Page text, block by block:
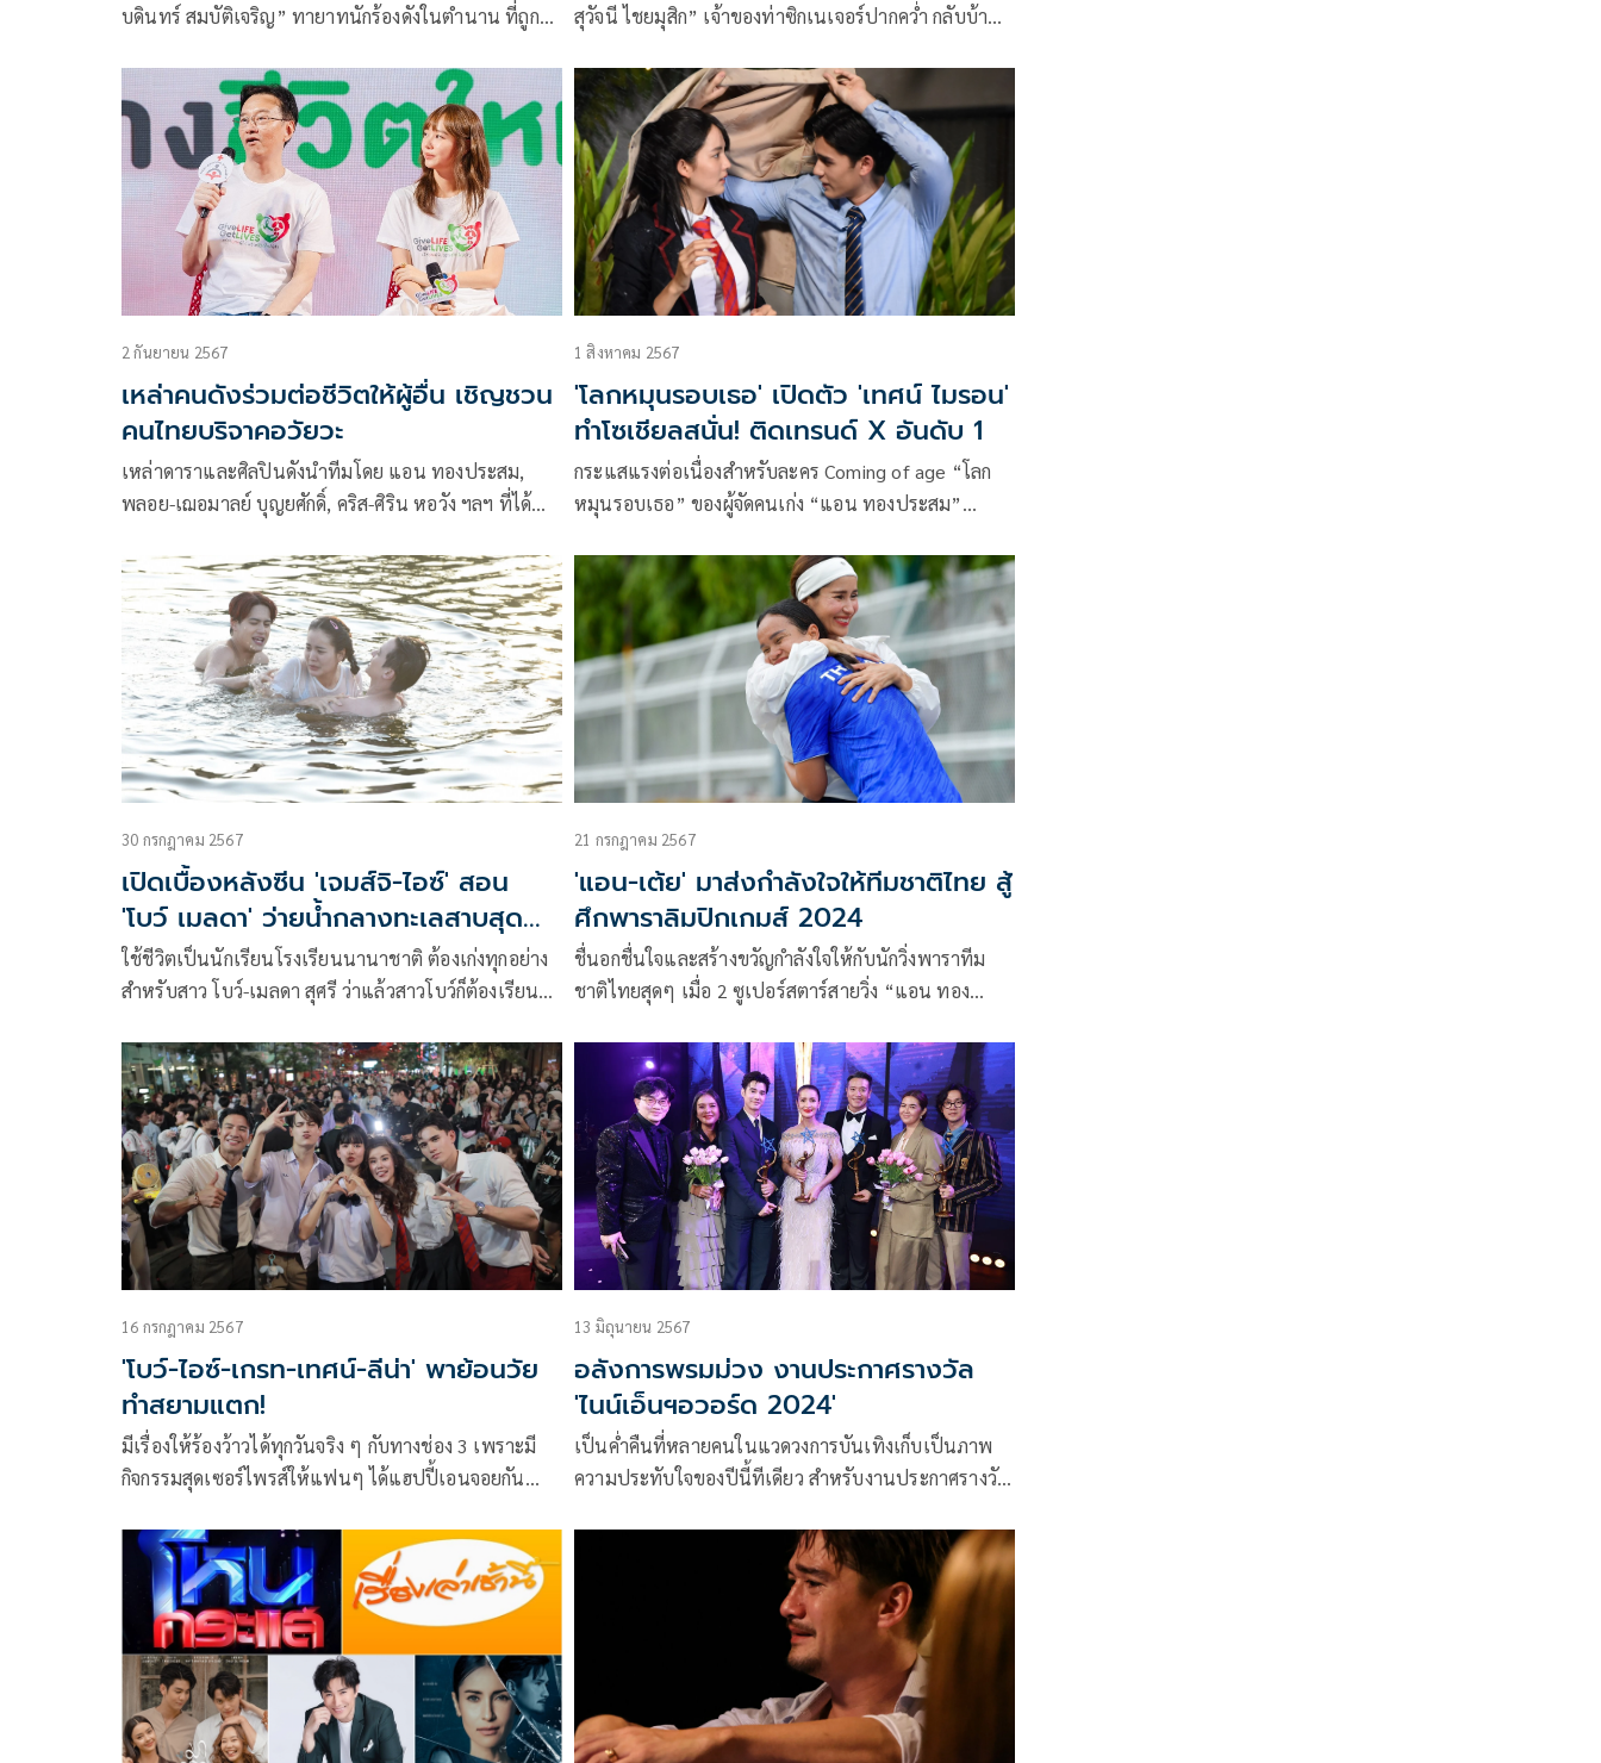
บดินทร์ สมบัติเจริญ” ทายาทนักร้องดังในตำนาน ที่ถูกผู้
วิทยุ ในละครวินเทจกระแสแรง “หนึ่งในร้อย” ทาง
ช่อง3กด33
สุวัจนี ไชยมุสิก” เจ้าของท่าซิกเนเจอร์ปากคว่ำ กลับบ้าน
อดีต “ไทรโศก” ผ่านมานานกว่า14ปี ยังเป็นมีมให้คน
แซวคนแชร์ตลอดกาล
2 กันยายน 2567
เหล่าคนดังร่วมต่อชีวิตให้ผู้อื่น เชิญชวน
คนไทยบริจาคอวัยวะ
เหล่าดาราและศิลปินดังนำทีมโดย แอน ทองประสม,
พลอย-เฌอมาลย์ บุญยศักดิ์, คริส-ศิริน หอวัง ฯลฯ ที่ได้
“World Organ Donation Day 2024”
1 สิงหาคม 2567
'โลกหมุนรอบเธอ' เปิดตัว 'เทศน์ ไมรอน'
ทำโซเชียลสนั่น! ติดเทรนด์ X อันดับ 1
กระแสแรงต่อเนื่องสำหรับละคร Coming of age “โลก
หมุนรอบเธอ” ของผู้จัดคนเก่ง “แอน ทองประสม”
รุ่นได้โดนใจ เรียกว่าเรียล! สุด ๆ
30 กรกฎาคม 2567
เปิดเบื้องหลังซีน 'เจมส์จิ-ไอซ์' สอน
'โบว์ เมลดา' ว่ายน้ำกลางทะเลสาบสุด
ทุลักทุเล!
ใช้ชีวิตเป็นนักเรียนโรงเรียนนานาชาติ ต้องเก่งทุกอย่าง
สำหรับสาว โบว์-เมลดา สุศรี ว่าแล้วสาวโบว์ก็ต้องเรียนรู้
เก่ง แอน ทองประสม บริษัท ทอง สตูดิโอ จำกัด กำกับการ
แสดงโดย อำไพพร จิตต์ไม่งง
21 กรกฎาคม 2567
'แอน-เต้ย' มาส่งกำลังใจให้ทีมชาติไทย สู้
ศึกพาราลิมปิกเกมส์ 2024
ชื่นอกชื่นใจและสร้างขวัญกำลังใจให้กับนักวิ่งพาราทีม
ชาติไทยสุดๆ เมื่อ 2 ซูเปอร์สตาร์สายวิ่ง “แอน ทอง
กิจกรรม “ส่งตัวมาท้า ส่งใจไปเชียร์” เป็นตัวแทนคน
บันเทิงส่งกำลังใจให้กับทัพนักกีฬาพาราไทยแบบประชิด
ตัว ณ สนามกีฬาแห่งชาติ เมื่อวันก่อน
16 กรกฎาคม 2567
'โบว์-ไอซ์-เกรท-เทศน์-ลีน่า' พาย้อนวัย
ทำสยามแตก!
มีเรื่องให้ร้องว้าวได้ทุกวันจริง ๆ กับทางช่อง 3 เพราะมี
กิจกรรมสุดเซอร์ไพรส์ให้แฟนๆ ได้แฮปปี้เอนจอยกัน
ผลงานละครเรื่องใหม่ของผู้จัดฯ แอน ทองประสม บริษัท
ทอง สตูดิโอ จำกัด ที่กำลังจ่อคิวลงจอให้ได้ชมตอนแรก วัน
จันทร์ที่ 22 กรกฎาคมนี้
13 มิถุนายน 2567
อลังการพรมม่วง งานประกาศรางวัล
'ไนน์เอ็นฯอวอร์ด 2024'
เป็นค่ำคืนที่หลายคนในแวดวงการบันเทิงเก็บเป็นภาพ
ความประทับใจของปีนี้ทีเดียว สำหรับงานประกาศรางวัล
เอ็นเตอร์เทน อวอร์ด 2024) ณ พารากอน ฮอลล์ นักแสดง
และ ศิลปิน ในวงการบันเทิงร่วมเดินพรมม่วงกันเนือง
แน่น “ไนน์เอ็นเตอร์เทน อวอร์ด” รางวัลเกียรติยศคน